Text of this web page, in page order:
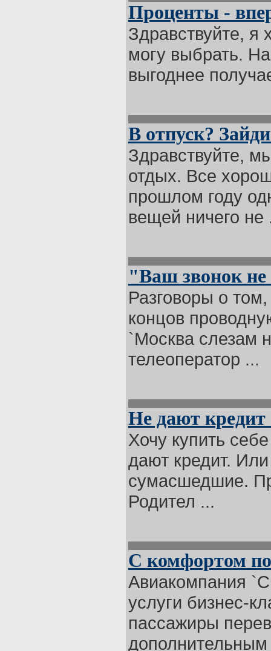
Проценты -
Здравствуйте, я
могу выбрать.
выгоднее
В отпуск?
Здравствуйте,
отдых. Все
прошлом году
вещей ничего не
"Ваш звонок не
Разговоры о
концов
`Москва слезам
телеоператор ...
Не дают
Хочу купить
дают кредит.
сумасшедшие.
Родител ...
С комфортом
Авиакомпания
услуги бизнес-
пассажиры
дополнительным